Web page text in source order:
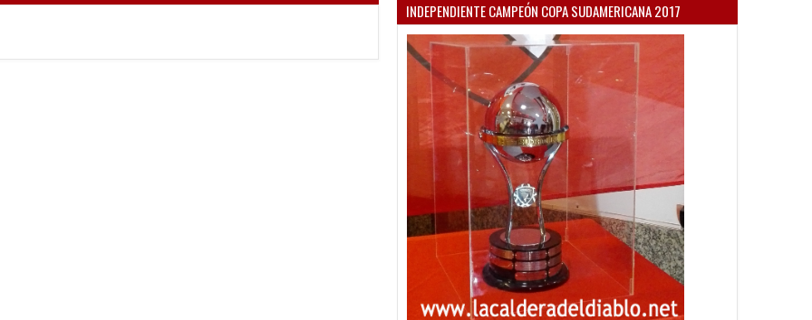
INDEPENDIENTE CAMPEÓN COPA SUDAMERICANA 2017